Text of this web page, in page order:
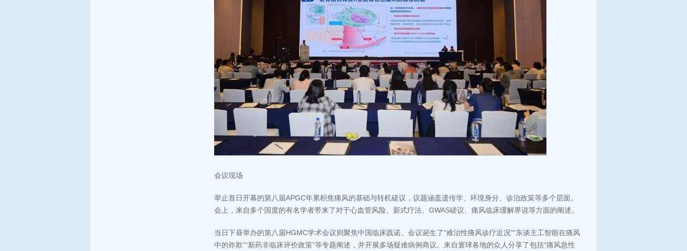
会议现场
举止首日开幕的第八届APGC年累积焦痛风的基础与转机磋议，议题涵盖遗传学、环境身分、诊治政策等多个层面。
会上，来自多个国度的有名学者带来了对于心血管风险、新式疗法、GWAS磋议、痛风临床缓解界说等方面的阐述。
当日下昼举办的第八届HGMC学术会议则聚焦中国临床践诺。会议诞生了“难治性痛风诊疗近况”“东谈主工智能在痛风
中的诈欺”“新药非临床评价政策”等专题阐述，并开展多场疑难病例商议。来自寰球各地的众人分享了包括“痛风急性